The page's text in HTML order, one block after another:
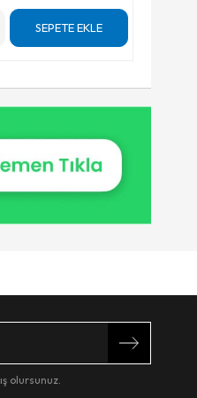
SEPETE EKLE
olursunuz.